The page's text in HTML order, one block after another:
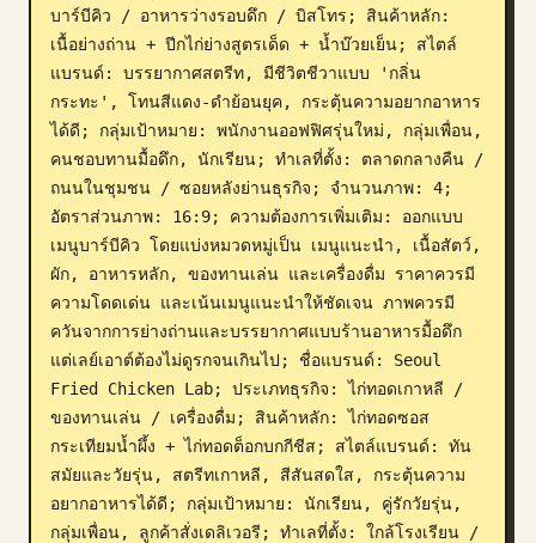
บล็อก
อัปเดต
บาร์บีคิว / อาหารว่างรอบดึก / บิสโทร; สินค้าหลัก:
เนื้อย่างถ่าน + ปีกไก่ย่างสูตรเด็ด + น้ำบ๊วยเย็น; สไตล์
แบรนด์: บรรยากาศสตรีท, มีชีวิตชีวาแบบ 'กลิ่น
กระทะ', โทนสีแดง-ดำย้อนยุค, กระตุ้นความอยากอาหาร
ได้ดี; กลุ่มเป้าหมาย: พนักงานออฟฟิศรุ่นใหม่, กลุ่มเพื่อน,
คนชอบทานมื้อดึก, นักเรียน; ทำเลที่ตั้ง: ตลาดกลางคืน /
ถนนในชุมชน / ซอยหลังย่านธุรกิจ; จำนวนภาพ: 4;
อัตราส่วนภาพ: 16:9; ความต้องการเพิ่มเติม: ออกแบบ
เมนูบาร์บีคิว โดยแบ่งหมวดหมู่เป็น เมนูแนะนำ, เนื้อสัตว์,
ผัก, อาหารหลัก, ของทานเล่น และเครื่องดื่ม ราคาควรมี
ความโดดเด่น และเน้นเมนูแนะนำให้ชัดเจน ภาพควรมี
ควันจากการย่างถ่านและบรรยากาศแบบร้านอาหารมื้อดึก
แต่เลย์เอาต์ต้องไม่ดูรกจนเกินไป; ชื่อแบรนด์: Seoul
Fried Chicken Lab; ประเภทธุรกิจ: ไก่ทอดเกาหลี /
ของทานเล่น / เครื่องดื่ม; สินค้าหลัก: ไก่ทอดซอส
กระเทียมน้ำผึ้ง + ไก่ทอดต็อกบกกีชีส; สไตล์แบรนด์: ทัน
สมัยและวัยรุ่น, สตรีทเกาหลี, สีสันสดใส, กระตุ้นความ
อยากอาหารได้ดี; กลุ่มเป้าหมาย: นักเรียน, คู่รักวัยรุ่น,
กลุ่มเพื่อน, ลูกค้าสั่งเดลิเวอรี; ทำเลที่ตั้ง: ใกล้โรงเรียน /